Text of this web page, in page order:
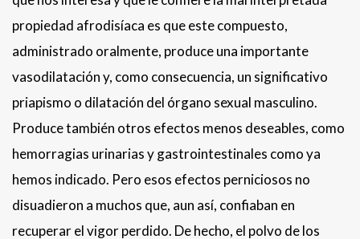
propiedad afrodisíaca es que este compuesto,
administrado oralmente, produce una importante
vasodilatación y, como consecuencia, un significativo
priapismo o dilatación del órgano sexual masculino.
Produce también otros efectos menos deseables, como
hemorragias urinarias y gastrointestinales como ya
hemos indicado. Pero esos efectos perniciosos no
disuadieron a muchos que, aun así, confiaban en
recuperar el vigor perdido. De hecho, el polvo de los